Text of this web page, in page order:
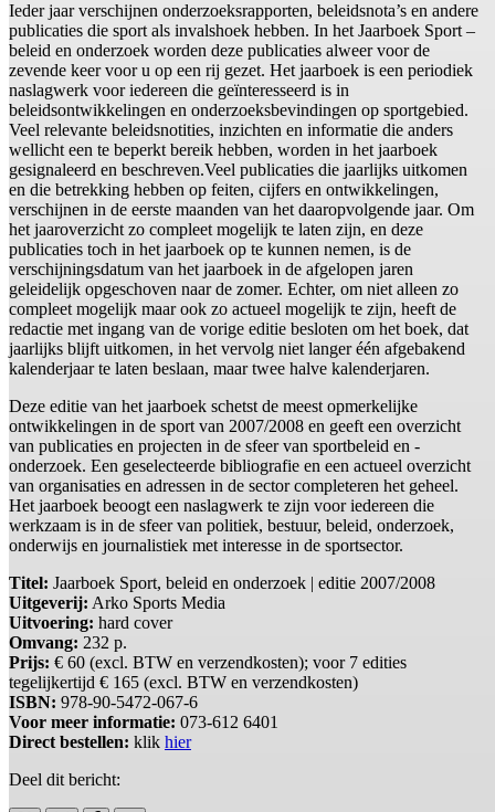
Ieder jaar verschijnen onderzoeksrapporten, beleidsnota’s en andere
publicaties die sport als invalshoek hebben. In het Jaarboek Sport –
beleid en onderzoek worden deze publicaties alweer voor de
zevende keer voor u op een rij gezet. Het jaarboek is een periodiek
naslagwerk voor iedereen die geïnteresseerd is in
beleidsontwikkelingen en onderzoeksbevindingen op sportgebied.
Veel relevante beleidsnotities, inzichten en informatie die anders
wellicht een te beperkt bereik hebben, worden in het jaarboek
gesignaleerd en beschreven.Veel publicaties die jaarlijks uitkomen
en die betrekking hebben op feiten, cijfers en ontwikkelingen,
verschijnen in de eerste maanden van het daaropvolgende jaar. Om
het jaaroverzicht zo compleet mogelijk te laten zijn, en deze
publicaties toch in het jaarboek op te kunnen nemen, is de
verschijningsdatum van het jaarboek in de afgelopen jaren
geleidelijk opgeschoven naar de zomer. Echter, om niet alleen zo
compleet mogelijk maar ook zo actueel mogelijk te zijn, heeft de
redactie met ingang van de vorige editie besloten om het boek, dat
jaarlijks blijft uitkomen, in het vervolg niet langer één afgebakend
kalenderjaar te laten beslaan, maar twee halve kalenderjaren.
Deze editie van het jaarboek schetst de meest opmerkelijke
ontwikkelingen in de sport van 2007/2008 en geeft een overzicht
van publicaties en projecten in de sfeer van sportbeleid en -
onderzoek. Een geselecteerde bibliografie en een actueel overzicht
van organisaties en adressen in de sector completeren het geheel.
Het jaarboek beoogt een naslagwerk te zijn voor iedereen die
werkzaam is in de sfeer van politiek, bestuur, beleid, onderzoek,
onderwijs en journalistiek met interesse in de sportsector.
Titel: Jaarboek Sport, beleid en onderzoek | editie 2007/2008
Uitgeverij: Arko Sports Media
Uitvoering: hard cover
Omvang: 232 p.
Prijs: € 60 (excl. BTW en verzendkosten); voor 7 edities
tegelijkertijd € 165 (excl. BTW en verzendkosten)
ISBN: 978-90-5472-067-6
Voor meer informatie: 073-612 6401
Direct bestellen: klik hier
Deel dit bericht: